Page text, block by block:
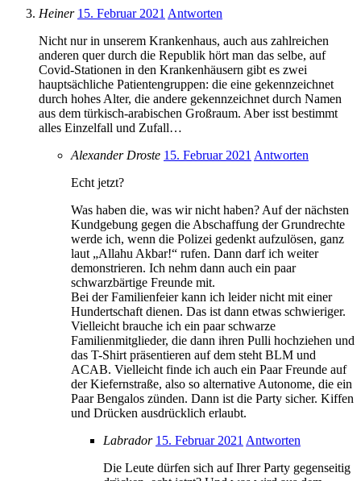
Heiner 15. Februar 2021 Antworten
Nicht nur in unserem Krankenhaus, auch aus zahlreichen
anderen quer durch die Republik hört man das selbe, auf
Covid-Stationen in den Krankenhäusern gibt es zwei
hauptsächliche Patientengruppen: die eine gekennzeichnet
durch hohes Alter, die andere gekennzeichnet durch Namen
aus dem türkisch-arabischen Großraum. Aber isst bestimmt
alles Einzelfall und Zufall…
Alexander Droste 15. Februar 2021 Antworten
Echt jetzt?
Was haben die, was wir nicht haben? Auf der nächsten
Kundgebung gegen die Abschaffung der Grundrechte
werde ich, wenn die Polizei gedenkt aufzulösen, ganz
laut „Allahu Akbar!“ rufen. Dann darf ich weiter
demonstrieren. Ich nehm dann auch ein paar
schwarzbärtige Freunde mit.
Bei der Familienfeier kann ich leider nicht mit einer
Hundertschaft dienen. Das ist dann etwas schwieriger.
Vielleicht brauche ich ein paar schwarze
Familienmitglieder, die dann ihren Pulli hochziehen und
das T-Shirt präsentieren auf dem steht BLM und
ACAB. Vielleicht finde ich auch ein Paar Freunde auf
der Kiefernstraße, also so alternative Autonome, die ein
Paar Bengalos zünden. Dann ist die Party sicher. Kiffen
und Drücken ausdrücklich erlaubt.
Labrador 15. Februar 2021 Antworten
Die Leute dürfen sich auf Ihrer Party gegenseitig